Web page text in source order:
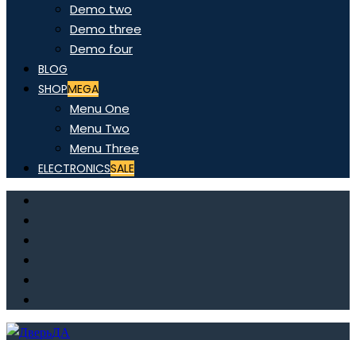
Demo two
Demo three
Demo four
BLOG
SHOPMEGA
Menu One
Menu Two
Menu Three
ELECTRONICSSALE